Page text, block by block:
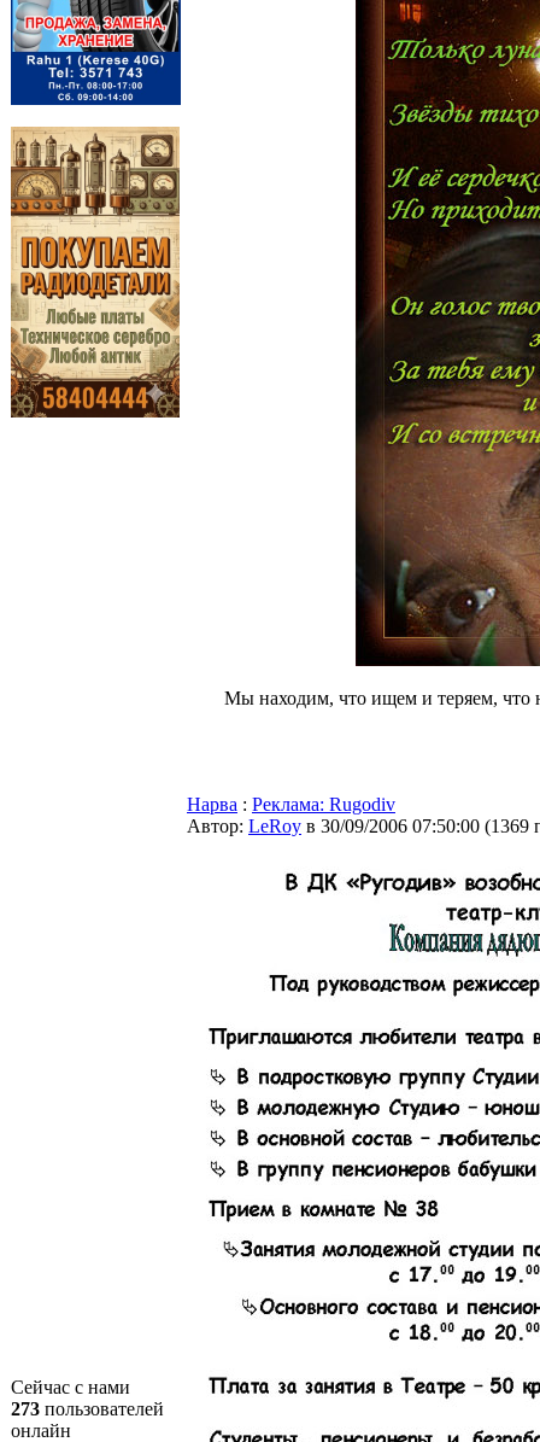
Сейчас с нами
273 пользователей
онлайн
Мы находим, что ищем и теряем, что
Нарва : Реклама: Rugodiv
Автор: LeRoy в 30/09/2006 07:50:00 (1369